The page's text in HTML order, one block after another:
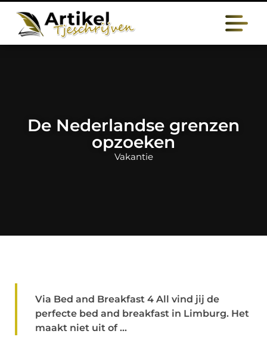
De Nederlandse grenzen
opzoeken
Vakantie
Via Bed and Breakfast 4 All vind jij de
perfecte bed and breakfast in Limburg. Het
maakt niet uit of ...